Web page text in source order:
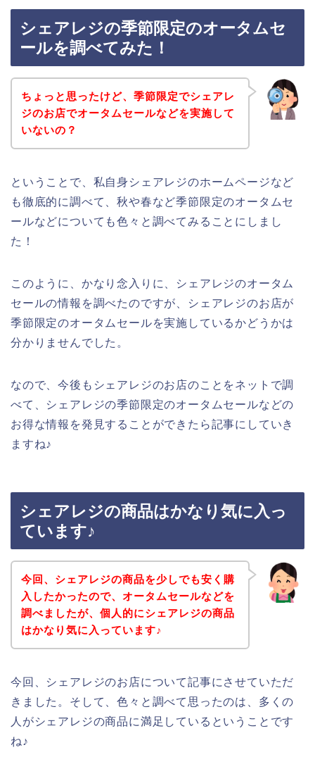
シェアレジの季節限定のオータムセ
ールを調べてみた！
ちょっと思ったけど、季節限定でシェアレ
ジのお店でオータムセールなどを実施して
いないの？
ということで、私自身シェアレジのホームページなど
も徹底的に調べて、秋や春など季節限定のオータムセ
ールなどについても色々と調べてみることにしまし
た！
このように、かなり念入りに、シェアレジのオータム
セールの情報を調べたのですが、シェアレジのお店が
季節限定のオータムセールを実施しているかどうかは
分かりませんでした。
なので、今後もシェアレジのお店のことをネットで調
べて、シェアレジの季節限定のオータムセールなどの
お得な情報を発見することができたら記事にしていき
ますね♪
シェアレジの商品はかなり気に入っ
ています♪
今回、シェアレジの商品を少しでも安く購
入したかったので、オータムセールなどを
調べましたが、個人的にシェアレジの商品
はかなり気に入っています♪
今回、シェアレジのお店について記事にさせていただ
きました。そして、色々と調べて思ったのは、多くの
人がシェアレジの商品に満足しているということです
ね♪